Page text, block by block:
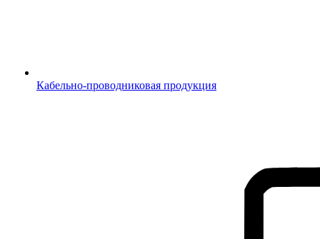
Кабельно-проводниковая продукция